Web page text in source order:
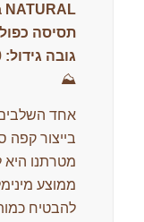
🌸
תסיסה
גובה גידול:
⛰️
אחד השלבים
בייצור קפה
מטרתנו היא
ממוצע
להבטיח